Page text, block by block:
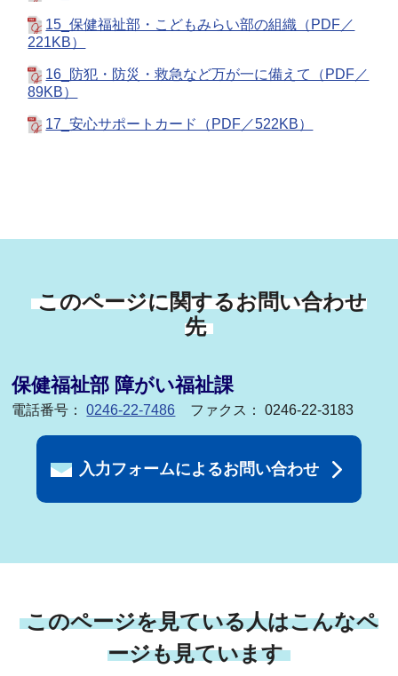
15_保健福祉部・こどもみらい部の組織（PDF／
221KB）
16_防犯・防災・救急など万が一に備えて（PDF／
89KB）
17_安心サポートカード（PDF／522KB）
このページに関するお問い合わせ
先
保健福祉部 障がい福祉課
電話番号：0246-22-7486 ファクス： 0246-22-3183
入力フォームによるお問い合わせ
このページを見ている人はこんなペ
ージも見ています